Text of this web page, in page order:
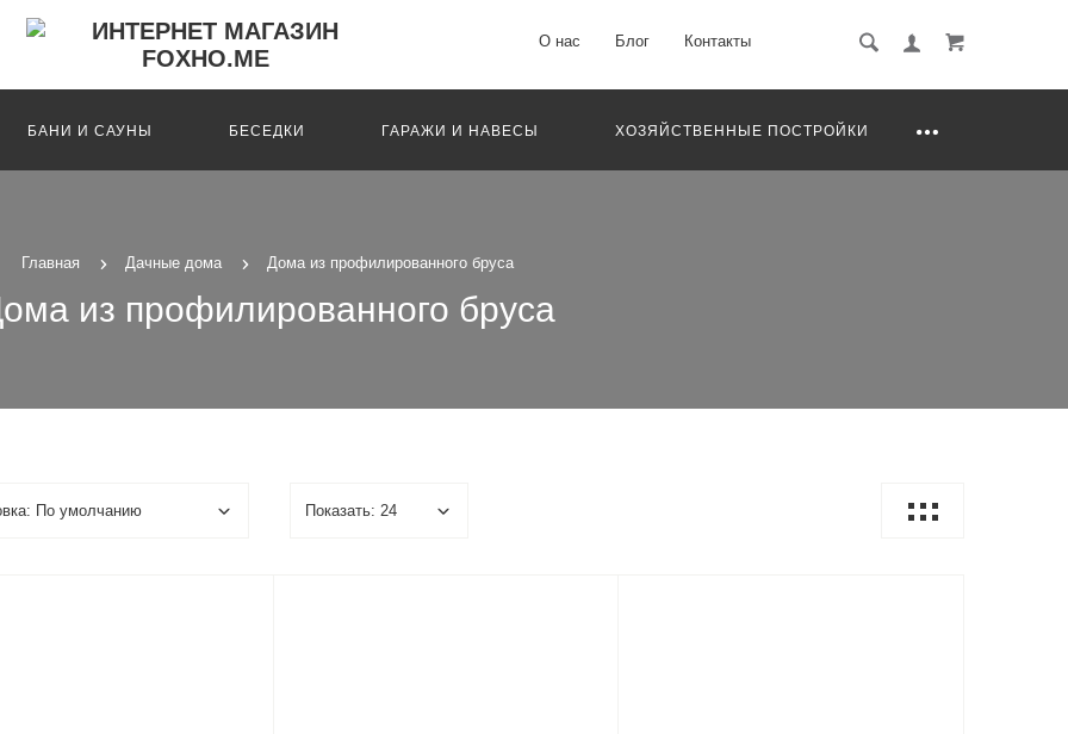
О нас Блог Контакты
БАНИ И САУНЫ БЕСЕДКИ ГАРАЖИ И НАВЕСЫ ХОЗЯЙСТВЕННЫЕ ПОСТРОЙКИ
Главная Дачные дома Дома из профилированного бруса
из профилированного бруса